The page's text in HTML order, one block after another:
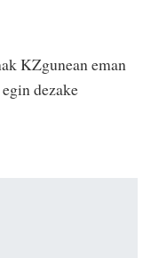
KZgunean eman
dezake